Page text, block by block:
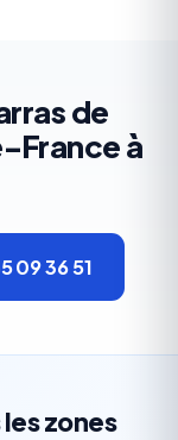
de
France à
09 36 51
zones